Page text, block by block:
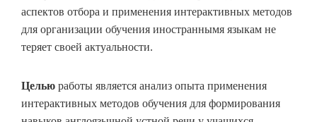
аспектов отбора и применения интерактивных методов
для организации обучения иностраннымя языкам не
теряет своей актуальности.
Целью работы является анализ опыта применения
интерактивных методов обучения для формирования